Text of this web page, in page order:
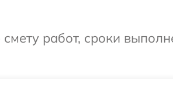
работ, сроки